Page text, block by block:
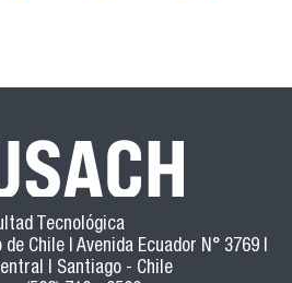
Tecnológica
Chile | Avenida Ecuador N° 3769 |
| Santiago - Chile